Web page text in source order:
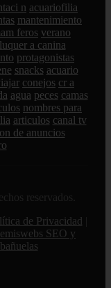
n acuariofilia
mantenimiento
feros verano
a canina
protagonistas
snacks acuario
conejos cr a
agua peces camas
nombres para
articulos canal tv
de anuncios
reservados.
de Privacidad
SEO y